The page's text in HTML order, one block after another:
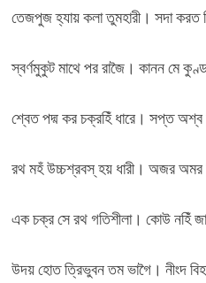
তেজপুজ হ্যায় কলা তুমহারী। সদা করত
স্বর্ণমুকুট মাথে পর রাজৈ। কানন মে
শ্বেত পদ্ম কর চক্রহিঁ ধারে। সপ্ত অশ্ব
রথ মহঁ উচ্চশ্রবস্ হয় ধারী। অজর অমর
এক চক্র সে রথ গতিশীলা। কোউ নহিঁ
উদয় হোত ত্রিভুবন তম ভাগৈ। নীংদ